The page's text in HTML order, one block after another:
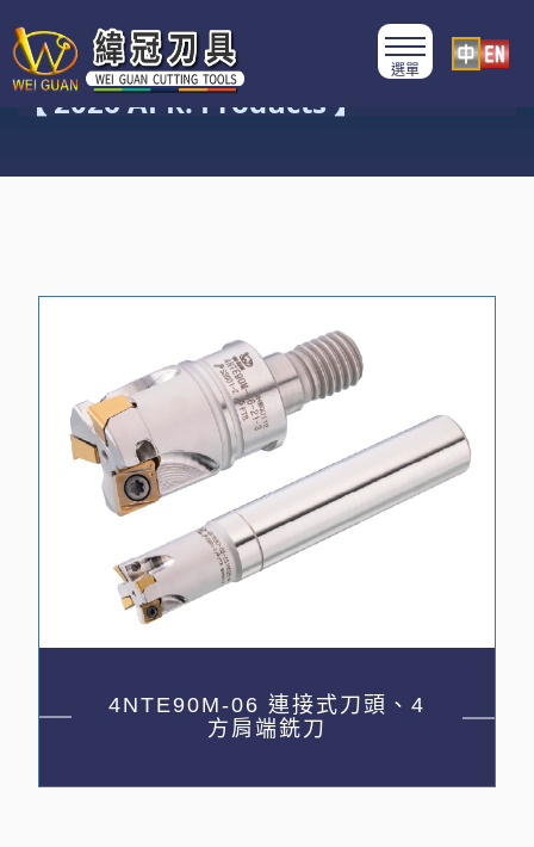
產品類別
【 2026 APR. Products 】
4NTE90M-06 連接式刀頭、4
方肩端銑刀